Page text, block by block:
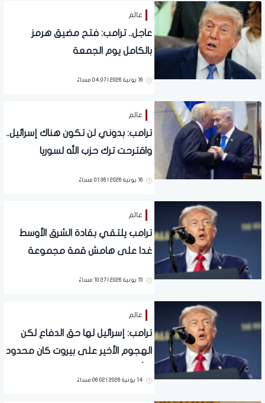
عالم
عاجل.. ترامب: فتح مضيق هرمز
بالكامل يوم الجمعة
16 يونية 2026 | 04:07 مساءً
عالم
ترامب: بدوني لن تكون هناك إسرائيل..
واقترحت ترك حزب الله لسوريا
16 يونية 2026 | 01:36 مساءً
عالم
ترامب يلتقي بقادة الشرق الأوسط
غدا على هامش قمة مجموعة
15 يونية 2026 | 10:27 مساءً
عالم
ترامب: إسرائيل لها حق الدفاع لكن
الهجوم الأخير على بيروت كان محدود
14 يونية 2026 | 06:02 مساءً